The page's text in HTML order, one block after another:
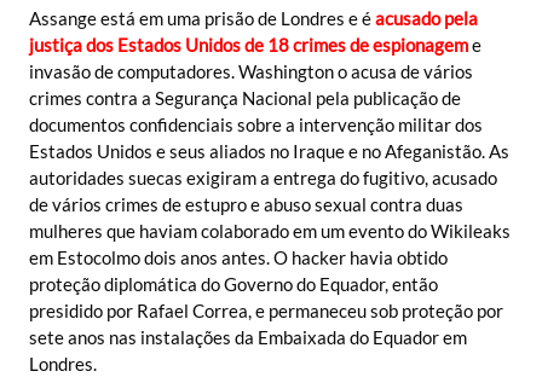
Assange está em uma prisão de Londres e éacusado pela
justiça dos Estados Unidos de 18 crimes de espionageme
invasão de computadores. Washington o acusa de vários
crimes contra a Segurança Nacional pela publicação de
documentos confidenciais sobre a intervenção militar dos
Estados Unidos e seus aliados no Iraque e no Afeganistão. As
autoridades suecas exigiram a entrega do fugitivo, acusado
de vários crimes de estupro e abuso sexual contra duas
mulheres que haviam colaborado em um evento do Wikileaks
em Estocolmo dois anos antes. O hacker havia obtido
proteção diplomática do Governo do Equador, então
presidido por Rafael Correa, e permaneceu sob proteção por
sete anos nas instalações da Embaixada do Equador em
Londres.